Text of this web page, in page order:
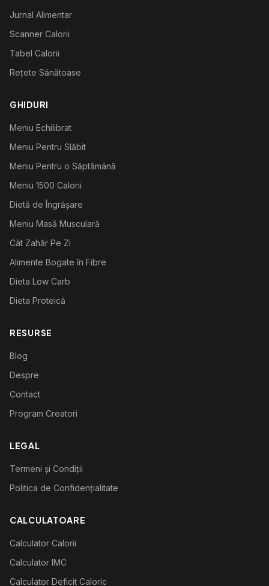
Jurnal Alimentar
Scanner Calorii
Tabel Calorii
Rețete Sănătoase
GHIDURI
Meniu Echilibrat
Meniu Pentru Slăbit
Meniu Pentru o Săptămână
Meniu 1500 Calorii
Dietă de Îngrășare
Meniu Masă Musculară
Cât Zahăr Pe Zi
Alimente Bogate în Fibre
Dieta Low Carb
Dieta Proteică
RESURSE
Blog
Despre
Contact
Program Creatori
LEGAL
Termeni și Condiții
Politica de Confidențialitate
CALCULATOARE
Calculator Calorii
Calculator IMC
Calculator Deficit Caloric